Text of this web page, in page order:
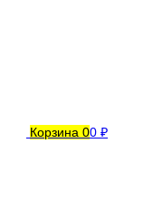
Корзина 00 ₽